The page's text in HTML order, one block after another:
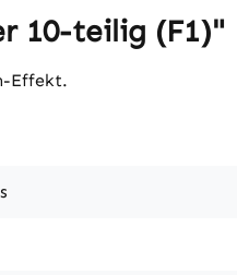
10-teilig (F1)"
Effekt.